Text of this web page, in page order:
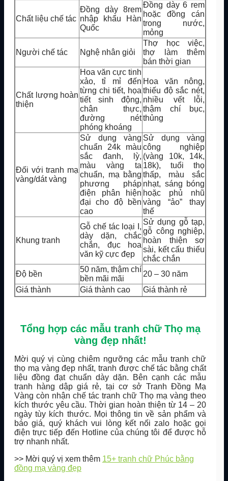
Chất liệu chế tác
Đồng dày 8rem
nhập khẩu Hàn
Quốc
Đồng dày 6 rem
hoặc đồng cán
trong nước,
mỏng
Người chế tác Nghệ nhân giỏi
Thợ học việc,
thợ làm thêm
bán thời gian
Chất lượng hoàn
thiện
Hoa văn cực tinh
xảo, tỉ mỉ đến
từng chi tiết, họa
tiết sinh động,
chân thực,
đường nét
phóng khoáng
Hoa văn nông,
thiếu độ sắc nét,
nhiều vết lỗi,
thậm chí bục,
thủng
Đối với tranh mạ
vàng/dát vàng
Sử dụng vàng
chuẩn 24k màu
sắc đanh, lỳ,
màu vàng ta
chuẩn, mạ bằng
phương pháp
điện phân hiện
đại cho độ bền
cao
Sử dụng vàng
công nghiệp
(vàng 10k, 14k,
18k), tuổi thọ
thấp, màu sắc
nhạt, sáng bóng
hoặc phủ nhũ
vàng “ảo” thay
thế
Khung tranh
Gỗ chế tác loại I,
dày dặn, chắc
chắn, đục hoa
văn kỹ cực đẹp
Sử dụng gỗ tạp,
gỗ công nghiệp,
hoàn thiện sơ
sài, kết cấu thiếu
chắc chắn
Độ bền
50 năm, thậm chí
bền mãi mãi
20 – 30 năm
Giá thành
Giá thành cao Giá thành rẻ
Tổng hợp các mẫu tranh chữ Thọ mạ
vàng đẹp nhất!
Mời quý vị cùng chiêm ngưỡng các mẫu tranh chữ
thọ mạ vàng đẹp nhất, tranh được chế tác bằng chất
liệu đồng đạt chuẩn dày dặn. Bên cạnh các mẫu
tranh hàng dập giá rẻ, tại cơ sở Tranh Đồng Mạ
Vàng còn nhận chế tác tranh chữ Thọ mạ vàng theo
kích thước yêu cầu. Thời gian hoàn thiện từ 14 – 20
ngày tùy kích thước. Mọi thông tin về sản phẩm và
báo giá, quý khách vui lòng kết nối zalo hoặc gọi
điện trực tiếp đến Hotline của chúng tôi để được hỗ
trợ nhanh nhất.
>> Mời quý vị xem thêm 15+ tranh chữ Phúc bằng
đồng mạ vàng đẹp